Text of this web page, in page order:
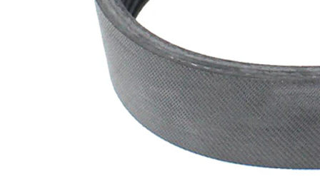
Material
curea
propilen
dienă
cauciuc)